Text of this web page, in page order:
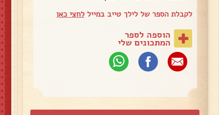
לקבלת הספר של לילך טייב במייללחצי כאן
הוספה לספר
המתכונים שלי